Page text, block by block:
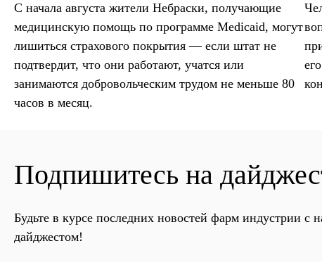
С начала августа жители Небраски, получающие
медицинскую помощь по программе Medicaid, могут
лишиться страхового покрытия — если штат не
подтвердит, что они работают, учатся или
занимаются добровольческим трудом не меньше 80
часов в месяц.
Подпишитесь на
Будьте в курсе последних новостей фарм индустрии
дайджестом!